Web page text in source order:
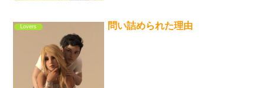
Lovers 問い詰められた理由